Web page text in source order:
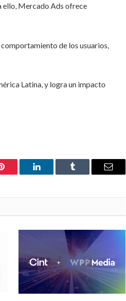
ello, Mercado Ads ofrece
de los usuarios,
Latina, y logra un impacto
Pinterest LinkedIn Tumblr Email